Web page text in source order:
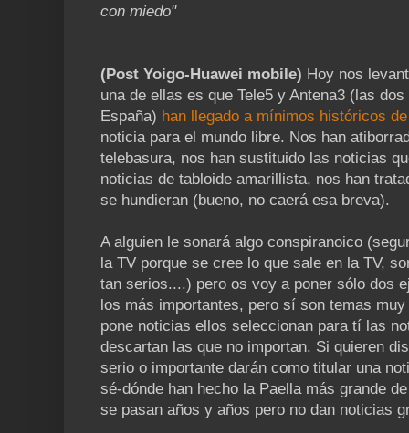
con miedo"
(Post Yoigo-Huawei mobile) Hoy nos
una de ellas es que Tele5 y Antena3 (las
España) han llegado a mínimos históricos
noticia para el mundo libre. Nos han
telebasura, nos han sustituido las noticias
noticias de tabloide amarillista, nos han
se hundieran (bueno, no caerá esa breva).
A alguien le sonará algo conspiranoico
la TV porque se cree lo que sale en la TV,
tan serios....) pero os voy a poner sólo dos
los más importantes, pero sí son temas
pone noticias ellos seleccionan para tí las
descartan las que no importan. Si quieren
serio o importante darán como titular una
sé-dónde han hecho la Paella más grande
se pasan años y años pero no dan noticias